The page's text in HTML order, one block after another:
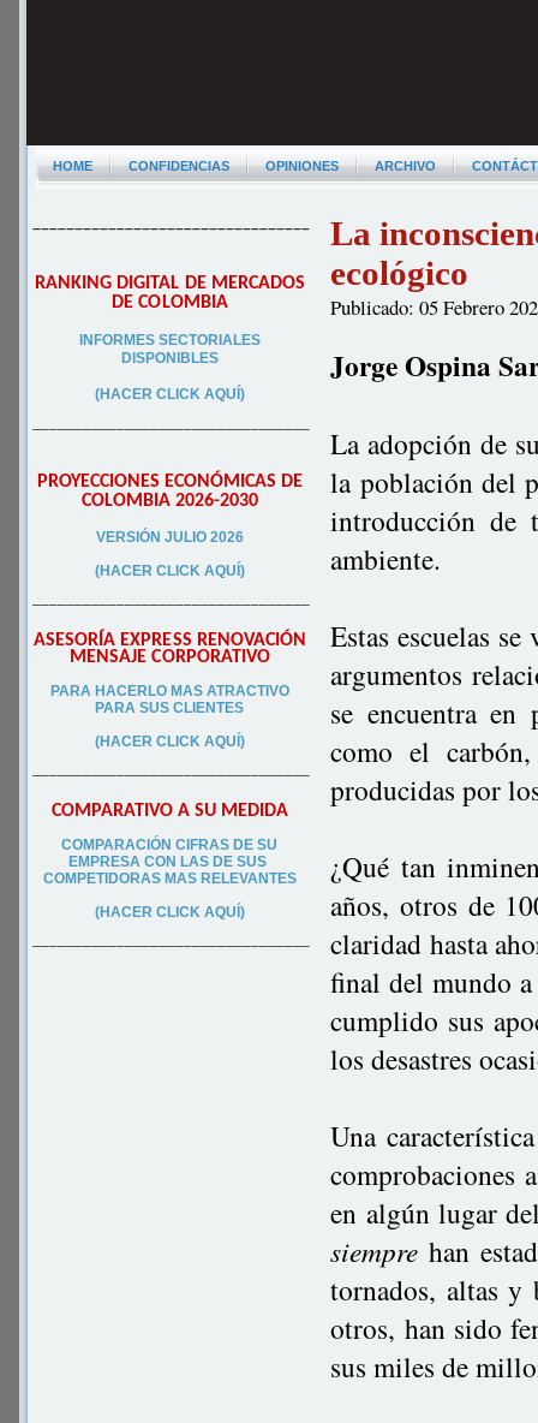
HOME CONFIDENCIAS OPINIONES ARCHIVO
–––––––––––––––––––––––––––––––––
RANKING DIGITAL DE MERCADOS
DE COLOMBIA
INFORMES SECTORIALES
DISPONIBLES
(HACER CLICK AQUÍ)
–––––––––––––––––––––––––––––––––
PROYECCIONES ECONÓMICAS DE
COLOMBIA 2026-2030
VERSIÓN JULIO 2026
(HACER CLICK AQUÍ)
–––––––––––––––––––––––––––––––––
ASESORÍA EXPRESS RENOVACIÓN
MENSAJE CORPORATIVO
PARA HACERLO MAS ATRACTIVO
PARA SUS CLIENTES
(HACER CLICK AQUÍ)
–––––––––––––––––––––––––––––––––
COMPARATIVO A SU MEDIDA
COMPARACIÓN CIFRAS DE SU
EMPRESA CON LAS DE SUS
COMPETIDORAS MAS RELEVANTES
(HACER CLICK AQUÍ)
–––––––––––––––––––––––––––––––––
La
ecológico
Publicado: 05 Febrero
Jorge Ospina
La adopción de
la población del
introducción de
ambiente.
Estas escuelas
argumentos
se encuentra
como el
producidas por
¿Qué tan
años, otros de
claridad hasta
final del mundo a
cumplido sus
los desastres
Una
comprobaciones
en algún lugar
siempre han
tornados, altas y
otros, han sido
sus miles de